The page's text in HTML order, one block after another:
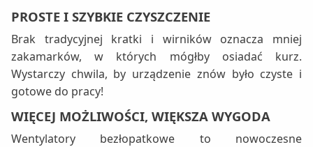
PROSTE I SZYBKIE CZYSZCZENIE
Brak tradycyjnej kratki i wirników oznacza mniej
zakamarków, w których mógłby osiadać kurz.
Wystarczy chwila, by urządzenie znów było czyste i
gotowe do pracy!
WIĘCEJ MOŻLIWOŚCI, WIĘKSZA WYGODA
Wentylatory bezłopatkowe to nowoczesne